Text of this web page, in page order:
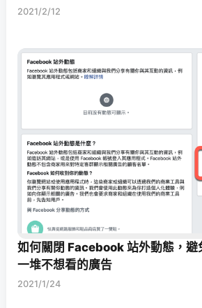
2021/2/12
如何關閉 Facebook 站外動態，避
一堆不想看的廣告
2021/1/24